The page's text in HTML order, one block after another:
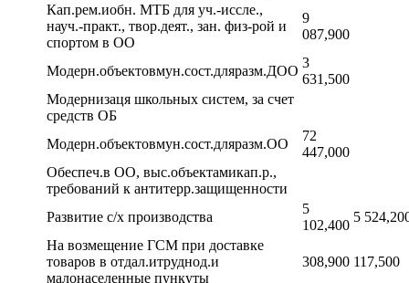
Кап.рем.иобн. МТБ для уч.-иссле.,
науч.-практ., твор.деят., зан. физ-рой и
спортом в ОО
9
087,900
Модерн.объектовмун.сост.дляразм.ДОО
3
631,500
Модернизаця школьных систем, за счет
средств ОБ
Модерн.объектовмун.сост.дляразм.ОО
72
447,000
Обеспеч.в ОО, выс.объектамикап.р.,
требований к антитерр.защищенности
Развитие с/х производства
5
102,400
5
На возмещение ГСМ при доставке
товаров в отдал.итруднод.и
малонаселенные пункуты
308,900 117,500